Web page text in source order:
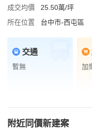
成交均價
25.50萬/坪
所在位置
台中市-西屯區
交通
暫無 加
附近同價新建案